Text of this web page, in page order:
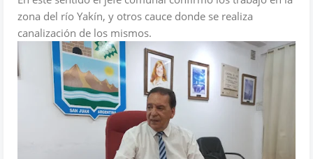
zona del río Yakín, y otros cauce donde se realiza
canalización de los mismos.